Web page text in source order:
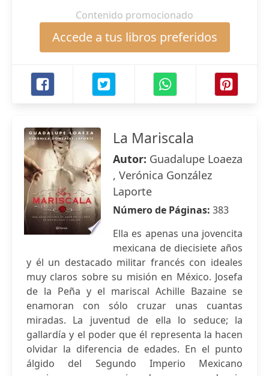
Contenido promocionado
Accede a tus libros preferidos
La Mariscala
Autor: Guadalupe Loaeza
, Verónica González
Laporte
Número de Páginas: 383
Ella es apenas una jovencita
mexicana de diecisiete años
y él un destacado militar francés con ideales
muy claros sobre su misión en México. Josefa
de la Peña y el mariscal Achille Bazaine se
enamoran con sólo cruzar unas cuantas
miradas. La juventud de ella lo seduce; la
gallardía y el poder que él representa la hacen
olvidar la diferencia de edades. En el punto
álgido del Segundo Imperio Mexicano